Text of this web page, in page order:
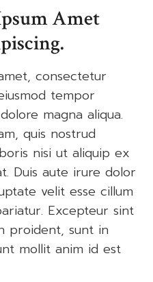
Amet
consectetur
tempor
magna aliqua.
quis nostrud
nisi ut aliquip ex
Duis aute irure dolor
velit esse cillum
Excepteur sint
proident, sunt in
mollit anim id est